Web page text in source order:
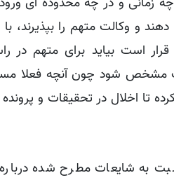
و وکالت متهم را
است بیاید برای متهم در
مشخص شود چون آنچه فعلا
تا اخلال در تحقیقات و
به شایعات مطرح شده